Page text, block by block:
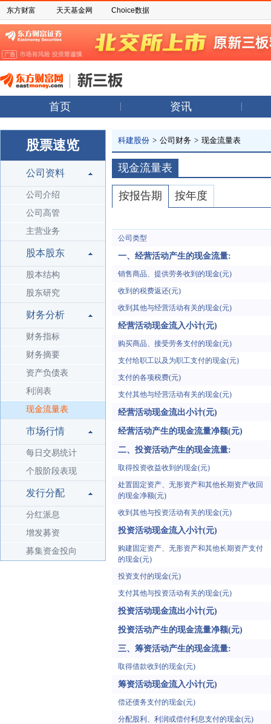
东方财富 天天基金网 Choice数据
首页 资讯
股票速览
公司资料
公司介绍
公司高管
主营业务
股本股东
股本结构
股东研究
财务分析
财务指标
财务摘要
资产负债表
利润表
现金流量表
市场行情
每日交易统计
个股阶段表现
发行分配
分红派息
增发募资
募集资金投向
科建股份 > 公司财务 > 现金流量表
现金流量表
按报告期 按年度
公司类型
一、经营活动产生的现金流量:
销售商品、提供劳务收到的现金(元)
收到的税费返还(元)
收到其他与经营活动有关的现金(元)
经营活动现金流入小计(元)
购买商品、接受劳务支付的现金(元)
支付给职工以及为职工支付的现金(元)
支付的各项税费(元)
支付其他与经营活动有关的现金(元)
经营活动现金流出小计(元)
经营活动产生的现金流量净额(元)
二、投资活动产生的现金流量:
取得投资收益收到的现金(元)
处置固定资产、无形资产和其他长期资产收回
的现金净额(元)
收到其他与投资活动有关的现金(元)
投资活动现金流入小计(元)
购建固定资产、无形资产和其他长期资产支付
的现金(元)
投资支付的现金(元)
支付其他与投资活动有关的现金(元)
投资活动现金流出小计(元)
投资活动产生的现金流量净额(元)
三、筹资活动产生的现金流量:
取得借款收到的现金(元)
筹资活动现金流入小计(元)
偿还债务支付的现金(元)
分配股利、利润或偿付利息支付的现金(元)